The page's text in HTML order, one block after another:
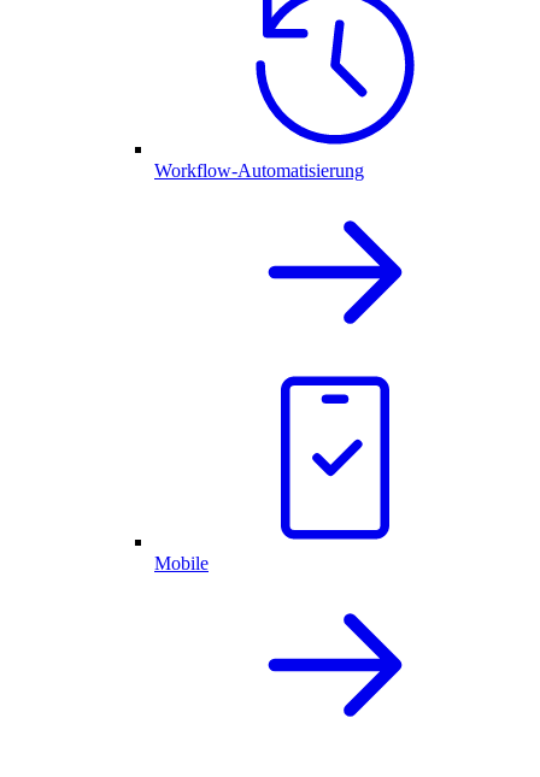
Workflow-Automatisierung
Mobile